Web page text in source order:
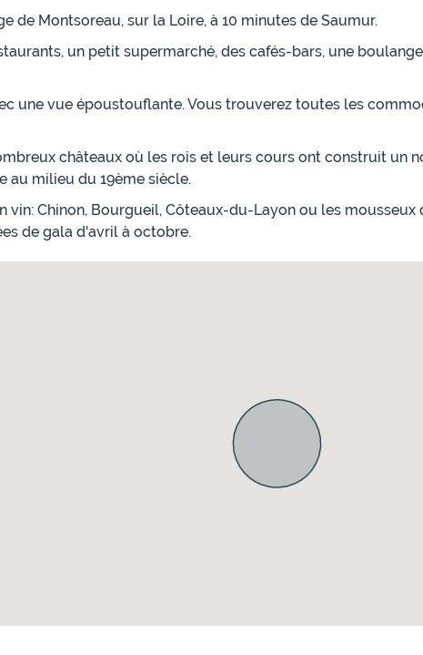
Montsoreau, sur la Loire, à 10 minutes de Saumur.
un petit supermarché, des cafés-bars, une
une vue époustouflante. Vous trouverez toutes les
châteaux où les rois et leurs cours ont construit un
au milieu du 19ème siècle.
Chinon, Bourgueil, Côteaux-du-Layon ou les
de gala d'avril à octobre.